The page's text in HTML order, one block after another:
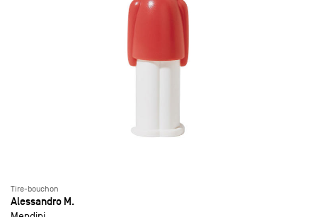
Tire-bouchon
Alessandro M.